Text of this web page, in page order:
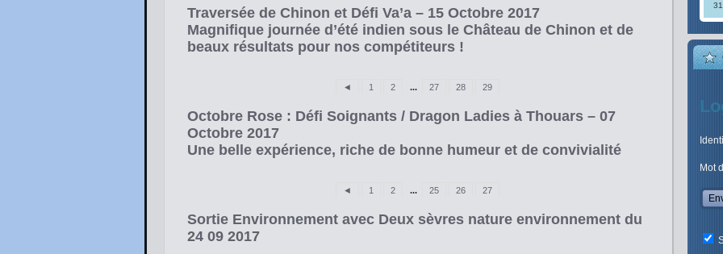
Traversée de Chinon et Défi Va’a – 15 Octobre 2017
Magnifique journée d’été indien sous le Château de Chinon et de
beaux résultats pour nos compétiteurs !
◄ 1 2 ... 27 28 29
Octobre Rose : Défi Soignants / Dragon Ladies à Thouars – 07
Octobre 2017
Une belle expérience, riche de bonne humeur et de convivialité
◄ 1 2 ... 25 26 27
Sortie Environnement avec Deux sèvres nature environnement du
24 09 2017
31
Mot